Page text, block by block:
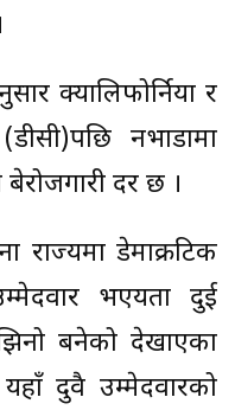
क्यालिफोर्निया र
नभाडामा
दर छ ।
राज्यमा डेमाक्रटिक
भएयता दुई
बनेको देखाएका
दुवै उम्मेदवारको